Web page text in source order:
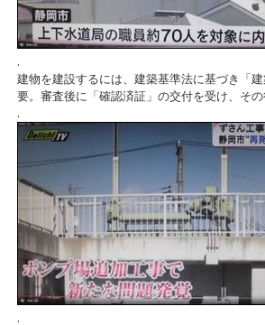
.
建物を建設するには、建築基準法に基づき「
要。審査後に「確認済証」の交付を受け、その
.
.